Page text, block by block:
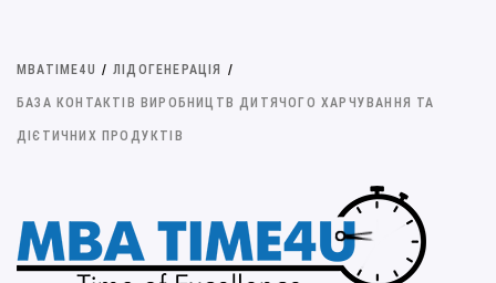
MBATIME4U / ЛІДОГЕНЕРАЦІЯ /
БАЗА КОНТАКТІВ ВИРОБНИЦТВ ДИТЯЧОГО ХАРЧУВАННЯ ТА
ДІЄТИЧНИХ ПРОДУКТІВ